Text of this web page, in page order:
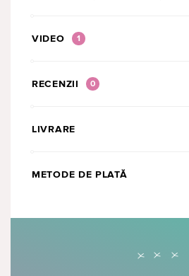
VIDEO 1
RECENZII 0
LIVRARE
METODE DE PLATĂ